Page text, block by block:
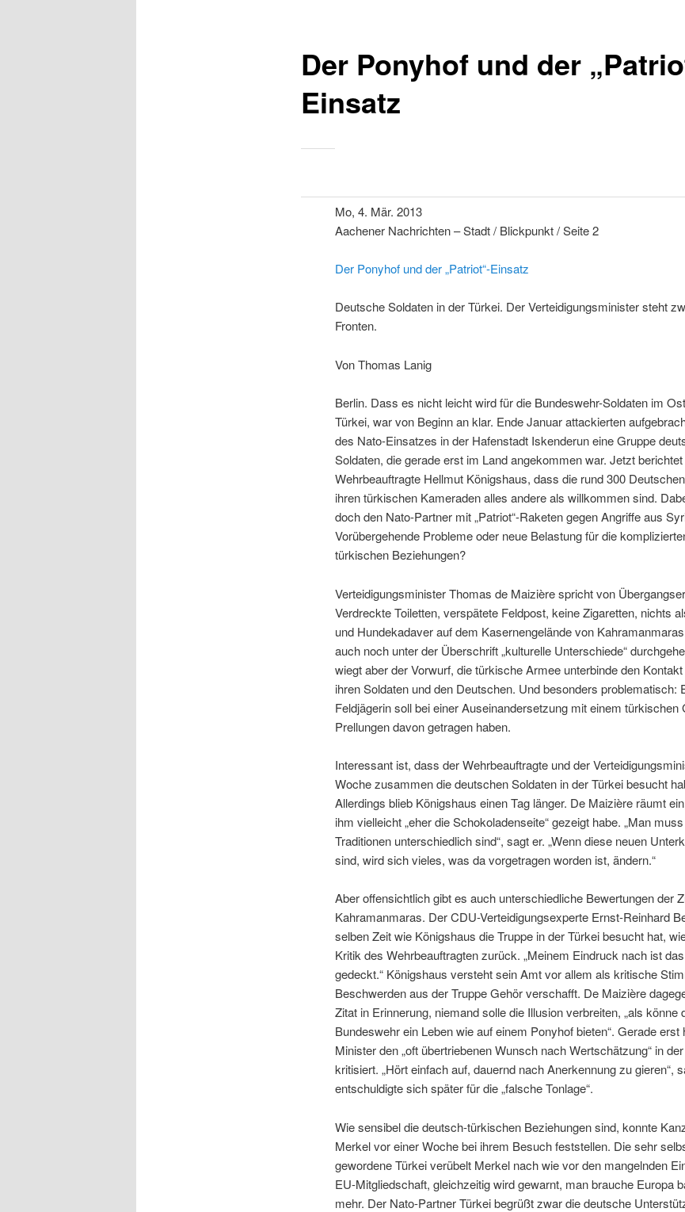
Der Ponyhof und der
Einsatz
Mo, 4. Mär. 2013
Aachener Nachrichten – Stadt / Blickpunkt / Seite 2
Der Ponyhof und der „Patriot“-Einsatz
Deutsche Soldaten in der Türkei. Der Verteidigungsminister steht
Fronten.
Von Thomas Lanig
Berlin. Dass es nicht leicht wird für die Bundeswehr-Soldaten im
Türkei, war von Beginn an klar. Ende Januar attackierten
des Nato-Einsatzes in der Hafenstadt Iskenderun eine Gruppe
Soldaten, die gerade erst im Land angekommen war. Jetzt
Wehrbeauftragte Hellmut Königshaus, dass die rund 300
ihren türkischen Kameraden alles andere als willkommen sind.
doch den Nato-Partner mit „Patriot“-Raketen gegen Angriffe aus
Vorübergehende Probleme oder neue Belastung für die
türkischen Beziehungen?
Verteidigungsminister Thomas de Maizière spricht von
Verdreckte Toiletten, verspätete Feldpost, keine Zigaretten, nichts
und Hundekadaver auf dem Kasernengelände von
auch noch unter der Überschrift „kulturelle Unterschiede“
wiegt aber der Vorwurf, die türkische Armee unterbinde den
ihren Soldaten und den Deutschen. Und besonders problematisch:
Feldjägerin soll bei einer Auseinandersetzung mit einem türkischen
Prellungen davon getragen haben.
Interessant ist, dass der Wehrbeauftragte und der
Woche zusammen die deutschen Soldaten in der Türkei besucht
Allerdings blieb Königshaus einen Tag länger. De Maizière räumt
ihm vielleicht „eher die Schokoladenseite“ gezeigt habe. „Man
Traditionen unterschiedlich sind“, sagt er. „Wenn diese neuen
sind, wird sich vieles, was da vorgetragen worden ist, ändern.“
Aber offensichtlich gibt es auch unterschiedliche Bewertungen der
Kahramanmaras. Der CDU-Verteidigungsexperte Ernst-Reinhard
selben Zeit wie Königshaus die Truppe in der Türkei besucht hat,
Kritik des Wehrbeauftragten zurück. „Meinem Eindruck nach ist
gedeckt.“ Königshaus versteht sein Amt vor allem als kritische
Beschwerden aus der Truppe Gehör verschafft. De Maizière
Zitat in Erinnerung, niemand solle die Illusion verbreiten, „als könne
Bundeswehr ein Leben wie auf einem Ponyhof bieten“. Gerade erst
Minister den „oft übertriebenen Wunsch nach Wertschätzung“ in
kritisiert. „Hört einfach auf, dauernd nach Anerkennung zu gieren“,
entschuldigte sich später für die „falsche Tonlage“.
Wie sensibel die deutsch-türkischen Beziehungen sind, konnte
Merkel vor einer Woche bei ihrem Besuch feststellen. Die sehr
gewordene Türkei verübelt Merkel nach wie vor den mangelnden
EU-Mitgliedschaft, gleichzeitig wird gewarnt, man brauche Europa
mehr. Der Nato-Partner Türkei begrüßt zwar die deutsche